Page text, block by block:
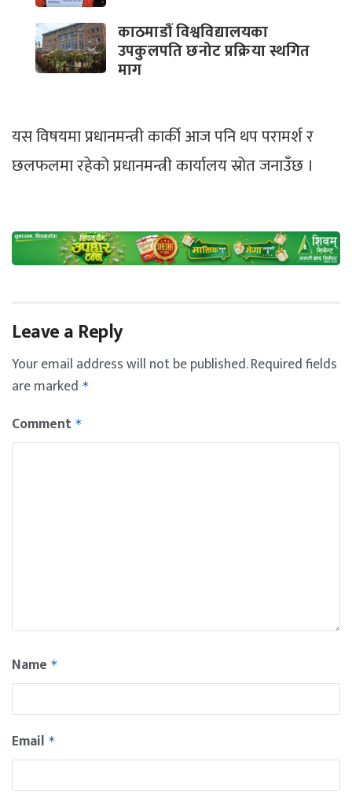
काठमाडौं विश्वविद्यालयका
उपकुलपति छनोट प्रक्रिया स्थगित
माग
यस विषयमा प्रधानमन्त्री कार्की आज पनि थप परामर्श र
छलफलमा रहेको प्रधानमन्त्री कार्यालय स्रोत जनाउँछ ।
Leave a Reply
Your email address will not be published.Required fields
are marked *
Comment *
Name *
Email *